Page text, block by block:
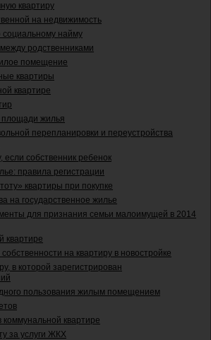
квартиру
на недвижимость
найму
родственниками
помещение
квартиры
квартире
жилья
перепланировки и переустройства
если собственник ребенок
правила регистрации
квартиры при покупке
на государственное жилье
для признания семьи малоимущей в 2014
квартире
на квартиру в новостройке
в которой зарегистрирован
пользования жилым помещением
квартире
за услуги ЖКХ